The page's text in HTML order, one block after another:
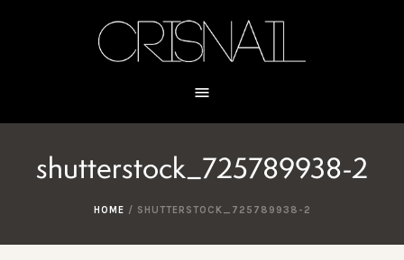
shutterstock_725789938-2
HOME / SHUTTERSTOCK_725789938-2